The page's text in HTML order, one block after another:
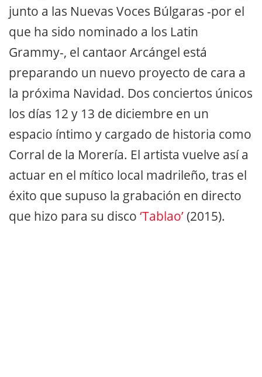
junto a las Nuevas Voces Búlgaras -por el
que ha sido nominado a los Latin
Grammy-, el cantaor Arcángel está
preparando un nuevo proyecto de cara a
la próxima Navidad. Dos conciertos únicos
los días 12 y 13 de diciembre en un
espacio íntimo y cargado de historia como
Corral de la Morería. El artista vuelve así a
actuar en el mítico local madrileño, tras el
éxito que supuso la grabación en directo
que hizo para su disco ‘Tablao’(2015).